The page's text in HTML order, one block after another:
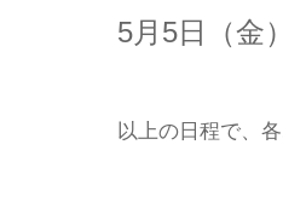
5月5日（金
以上の日程で、